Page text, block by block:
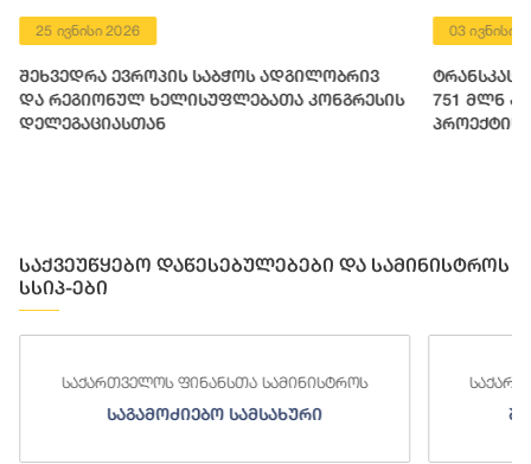
25 ივნისი 2026
შეხვედრა ევროპის საბჭოს ადგილობრივ
და რეგიონულ ხელისუფლებათა კონგრესის
დელეგაციასთან
03 ივნისი
751 მლნ
პროექტის
საქვეუწყებო დაწესებულებები და სამინისტროს
სსიპ-ები
საქართველოს ფინანსთა სამინისტროს
საგამოძიებო სამსახური